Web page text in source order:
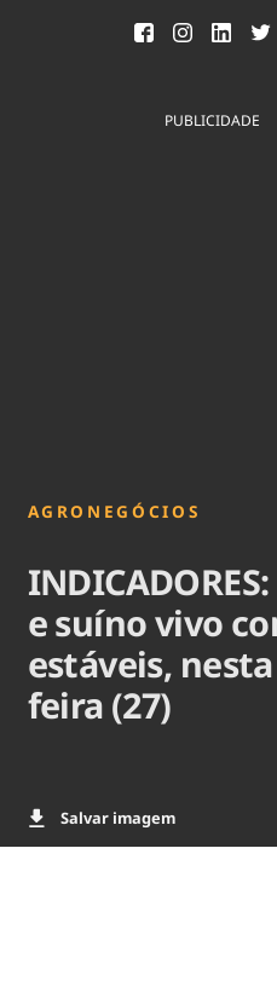
PUBLICIDADE
AGRONEGÓCIOS
e suíno vivo
estáveis,
feira (27)
Salvar imagem